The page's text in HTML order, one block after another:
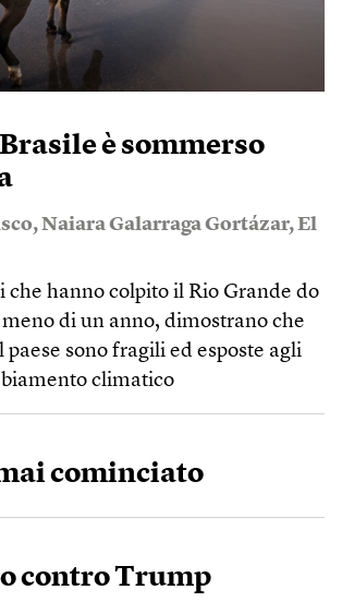
è sommerso
,Naiara Galarraga Gortázar,El
che hanno colpito il Rio Grande do
di un anno, dimostrano che
sono fragili ed esposte agli
climatico
cominciato
contro Trump